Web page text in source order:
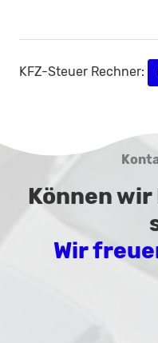
KFZ-Steuer Rechner:
Können
Wir